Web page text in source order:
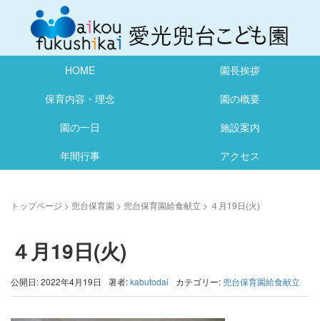
HOME
園長挨拶
保育内容・理念
園の概要
園の一日
施設案内
年間行事
アクセス
トップページ > 兜台保育園 > 兜台保育園給食献立 > ４月19日(火)
４月19日(火)
公開日: 2022年4月19日 著者:kabutodai カテゴリー: 兜台保育園給食献立